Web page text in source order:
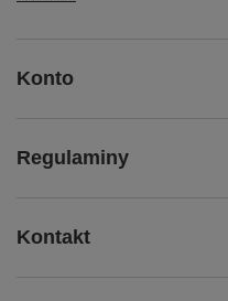
Konto
Regulaminy
Kontakt